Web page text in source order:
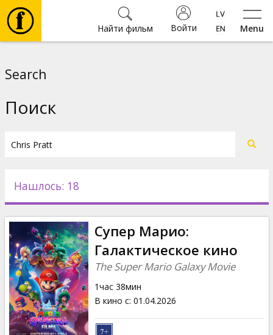
Menu
Войти
Найти фильм
Новости
Подарки
Кинозакуски
B2B
Search
Поиск
Нашлось: 18
Супер Марио:
Галактическое кино
The Super Mario Galaxy Movie
1час 38мин
В кино с: 01.04.2026